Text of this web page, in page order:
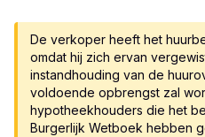
De verkoper heeft het
omdat hij zich ervan
instandhouding van de
voldoende opbrengst zal
hypotheekhouders die het
Burgerlijk Wetboek hebben